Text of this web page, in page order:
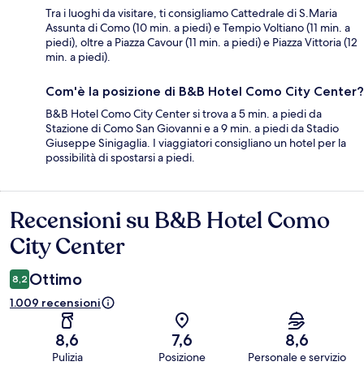
Tra i luoghi da visitare, ti consigliamo Cattedrale di S.Maria
Assunta di Como (10 min. a piedi) e Tempio Voltiano (11 min. a
piedi), oltre a Piazza Cavour (11 min. a piedi) e Piazza Vittoria (12
min. a piedi).
Com'è la posizione di B&B Hotel Como City Center?
B&B Hotel Como City Center si trova a 5 min. a piedi da
Stazione di Como San Giovanni e a 9 min. a piedi da Stadio
Giuseppe Sinigaglia. I viaggiatori consigliano un hotel per la
possibilità di spostarsi a piedi.
Recensioni
Recensioni su B&B Hotel Como
City Center
8,2 Ottimo
1.009 recensioni
8,6
Pulizia
7,6
Posizione
8,6
Personale e servizio